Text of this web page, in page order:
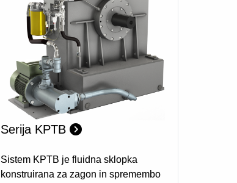
Serija KPTB
Sistem KPTB je fluidna sklopka
konstruirana za zagon in spremembo